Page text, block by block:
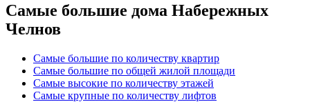
Самые большие дома Набережных
Челнов
Самые большие по количеству квартир
Самые большие по общей жилой площади
Самые высокие по количеству этажей
Самые крупные по количеству лифтов